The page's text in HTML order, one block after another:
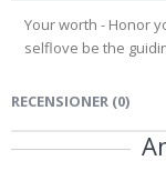
Your worth - Honor
selflove be the
RECENSIONER (0)